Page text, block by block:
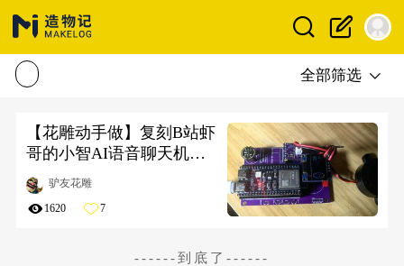
全部筛选
【花雕动手做】复刻B站虾
哥的小智AI语音聊天机器
人
驴友花雕
1620 7
------到底了------